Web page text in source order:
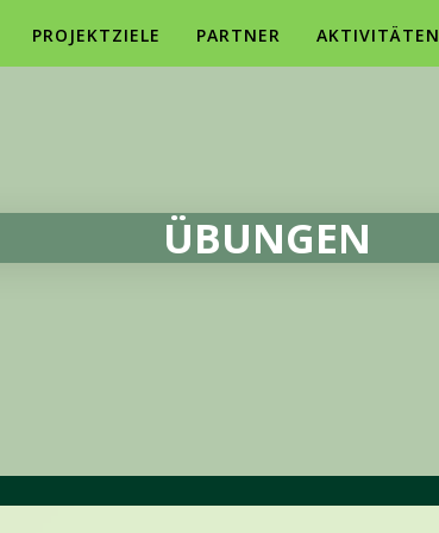
PROJEKTZIELE PARTNER AKTIVITÄTEN
ÜBUNGEN